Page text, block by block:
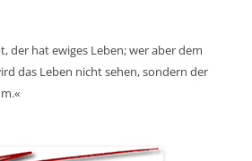
der hat ewiges Leben; wer aber dem
das Leben nicht sehen, sondern der